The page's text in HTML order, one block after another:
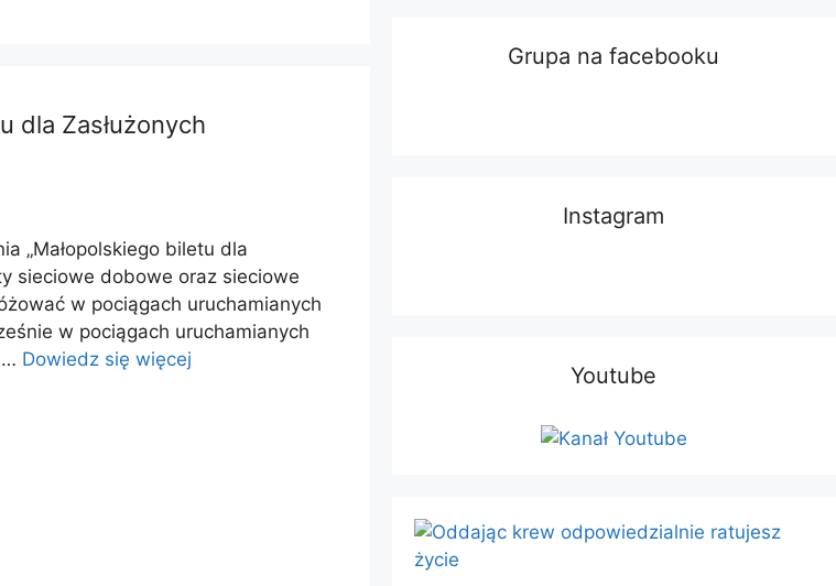
dla Zasłużonych
„Małopolskiego biletu dla
sieciowe dobowe oraz sieciowe
w pociągach uruchamianych
w pociągach uruchamianych
… Dowiedz się więcej
Grupa na facebooku
Instagram
Youtube